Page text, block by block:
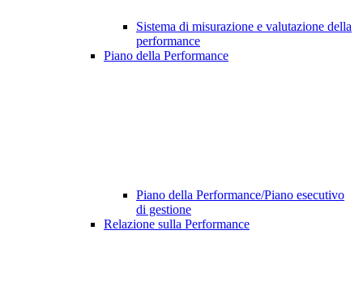
Sistema di misurazione e valutazione della
performance
Piano della Performance
Piano della Performance/Piano esecutivo
di gestione
Relazione sulla Performance